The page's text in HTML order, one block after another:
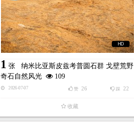
HD
1 张 纳米比亚斯皮兹考普圆石群 戈壁荒野
奇石自然风光
109
2026-07-07 踩 22
赞 26
收藏